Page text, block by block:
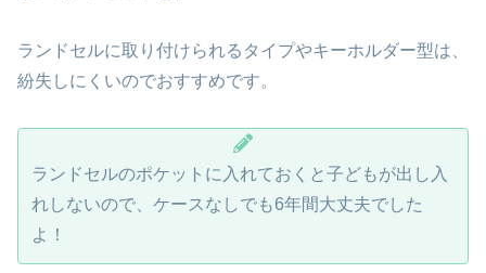
ランドセルに取り付けられるタイプやキーホルダー型は、
紛失しにくいのでおすすめです。
ランドセルのポケットに入れておくと子どもが出し入
れしないので、ケースなしでも6年間大丈夫でした
よ！